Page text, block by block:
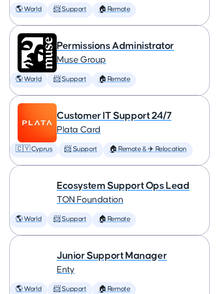
🌎 World 📨 Support 🏠 Remote
Permissions Administrator
Muse Group
🌎 World 📨 Support 🏠 Remote
Customer IT Support 24/7
Plata Card
🇨🇾 Cyprus 📨 Support 🏠 Remote & ✈️ Relocation
Ecosystem Support Ops Lead
TON Foundation
🌎 World 📨 Support 🏠 Remote
Junior Support Manager
Enty
🌎 World 📨 Support 🏠 Remote